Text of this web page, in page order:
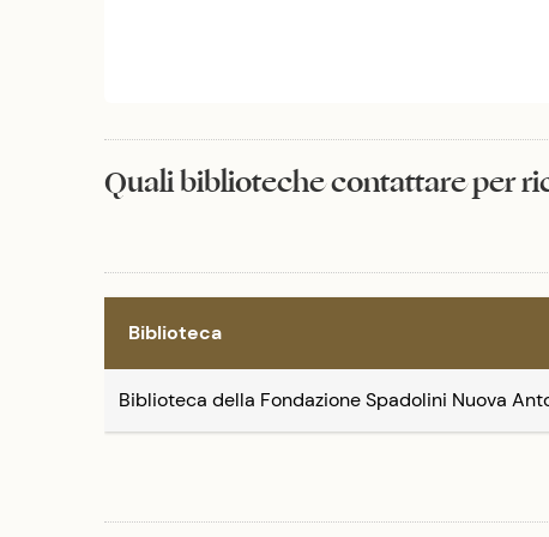
Quali biblioteche contattare per
Biblioteca
Biblioteca della Fondazione Spadolini Nuova